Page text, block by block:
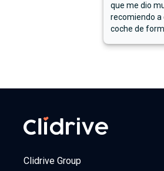
que me dio
recomiendo a
coche de
Clidrive Group